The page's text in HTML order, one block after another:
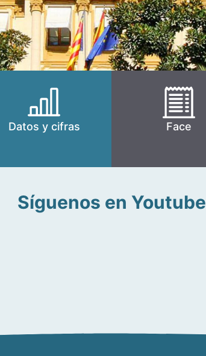
Datos y cifras Face
Síguenos en Youtube